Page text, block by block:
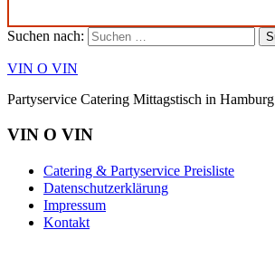
Suchen nach:
VIN O VIN
Partyservice Catering Mittagstisch in Hamburg
VIN O VIN
Catering & Partyservice Preisliste
Datenschutzerklärung
Impressum
Kontakt